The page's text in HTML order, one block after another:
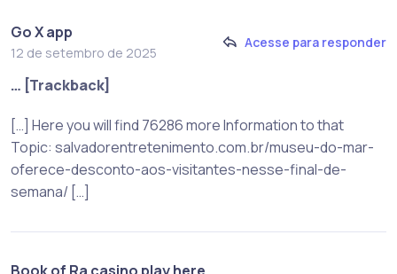
Go X app
12 de setembro de 2025
Acesse para responder
… [Trackback]
[…] Here you will find 76286 more Information to that
Topic: salvadorentretenimento.com.br/museu-do-mar-
oferece-desconto-aos-visitantes-nesse-final-de-
semana/ […]